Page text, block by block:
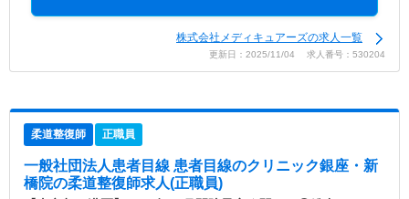
株式会社メディキュアーズの求人一覧
更新日：2025/11/04 求人番号：530204
柔道整復師 正職員
一般社団法人患者目線 患者目線のクリニック銀座・新
橋院の柔道整復師求人(正職員)